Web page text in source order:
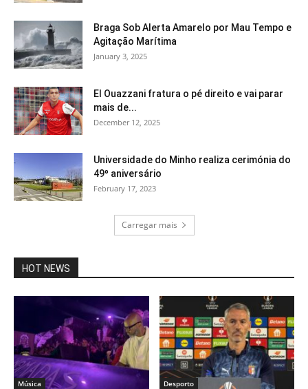
Braga Sob Alerta Amarelo por Mau Tempo e
Agitação Marítima
January 3, 2025
El Ouazzani fratura o pé direito e vai parar
mais de...
December 12, 2025
Universidade do Minho realiza cerimónia do
49º aniversário
February 17, 2023
Carregar mais
HOT NEWS
Música Desporto